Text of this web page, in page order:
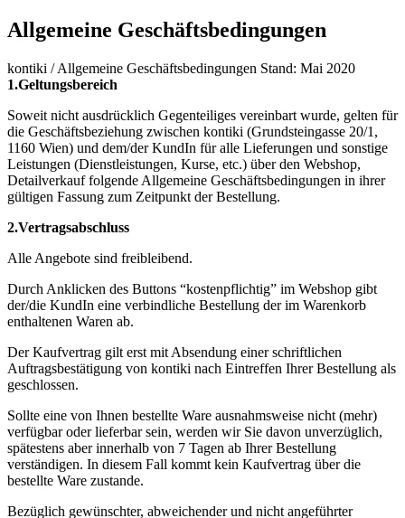
Allgemeine Geschäftsbedingungen
kontiki / Allgemeine Geschäftsbedingungen Stand: Mai 2020
1.Geltungsbereich
Soweit nicht ausdrücklich Gegenteiliges vereinbart wurde, gelten für
die Geschäftsbeziehung zwischen kontiki (Grundsteingasse 20/1,
1160 Wien) und dem/der KundIn für alle Lieferungen und sonstige
Leistungen (Dienstleistungen, Kurse, etc.) über den Webshop,
Detailverkauf folgende Allgemeine Geschäftsbedingungen in ihrer
gültigen Fassung zum Zeitpunkt der Bestellung.
2.Vertragsabschluss
Alle Angebote sind freibleibend.
Durch Anklicken des Buttons “kostenpflichtig” im Webshop gibt
der/die KundIn eine verbindliche Bestellung der im Warenkorb
enthaltenen Waren ab.
Der Kaufvertrag gilt erst mit Absendung einer schriftlichen
Auftragsbestätigung von kontiki nach Eintreffen Ihrer Bestellung als
geschlossen.
Sollte eine von Ihnen bestellte Ware ausnahmsweise nicht (mehr)
verfügbar oder lieferbar sein, werden wir Sie davon unverzüglich,
spätestens aber innerhalb von 7 Tagen ab Ihrer Bestellung
verständigen. In diesem Fall kommt kein Kaufvertrag über die
bestellte Ware zustande.
Bezüglich gewünschter, abweichender und nicht angeführter